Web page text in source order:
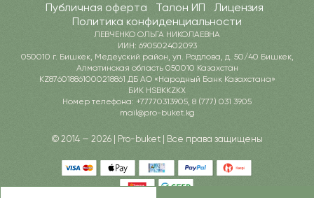
Публичная оферта Талон ИП
Лицензия
Политика конфиденциальности
ЛЕВЧЕНКО ОЛЬГА НИКОЛАЕВНА
ИИН: 690502402093
050010 г. Бишкек, Медеуский район, ул. Радлова, д. 50/40 Бишкек,
Алматинская область 050010 Казахстан
KZ876018861000218861 ДБ АО «Народный Банк Казахстана»
БИК HSBKKZKX
Номер телефона: +77770313905, 8 (777) 031 3905
mail@pro-buket.kg
© 2014 — 2026 | Pro-buket | Все права защищены